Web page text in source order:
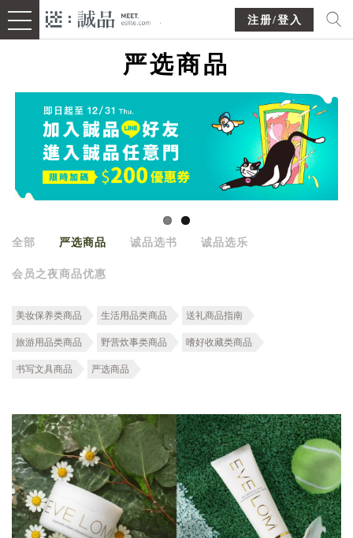
注册/登入
严选商品
全部 严选商品 诚品选书 诚品选乐
会员之夜商品优惠
美妆保养类商品 生活用品类商品 送礼商品指南
旅游用品类商品 野营炊事类商品 嗜好收藏类商品
书写文具商品 严选商品